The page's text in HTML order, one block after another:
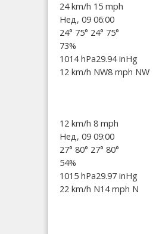
24 km/h 15 mph
Нед, 09 06:00
24° 75° 24° 75°
73%
1014 hPa29.94 inHg
12 km/h NW8 mph NW
12 km/h 8 mph
Нед, 09 09:00
27° 80° 27° 80°
54%
1015 hPa29.97 inHg
22 km/h N14 mph N